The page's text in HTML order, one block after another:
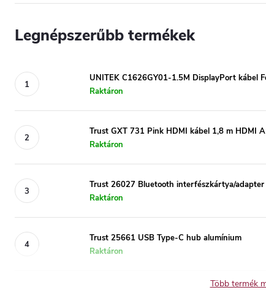
Legnépszerűbb termékek
UNITEK C1626GY01-1.5M DisplayPort kábel
Raktáron
Trust GXT 731 Pink HDMI kábel 1,8 m HDMI
Raktáron
Trust 26027 Bluetooth interfészkártya/adapter
Raktáron
Trust 25661 USB Type-C hub alumínium
Raktáron
Több termék